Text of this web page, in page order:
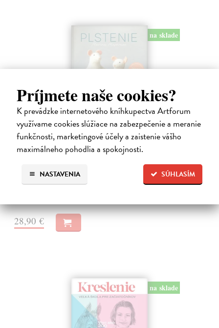
Príjmete naše cookies?
K prevádzke internetového kníhkupectva Artforum
využívame cookies slúžiace na zabezpečenie a meranie
funkčnosti, marketingové účely a zaistenie vášho
maximálneho pohodlia a spokojnosti.
SÚHLASÍM
NASTAVENIA
na sklade
Plstenie. Návody na celý rok
Masárová Marína | Kniha
Ponorte sa do sveta vlny a vlastnoručne vyrobených plstených
vecičiek. Kniha obsahuje informácie o druhoch vlny a potrebných
pomôckach, taktiež podrobne popisuje základné techniky suchého
plstenia.
28,90 €
na sklade